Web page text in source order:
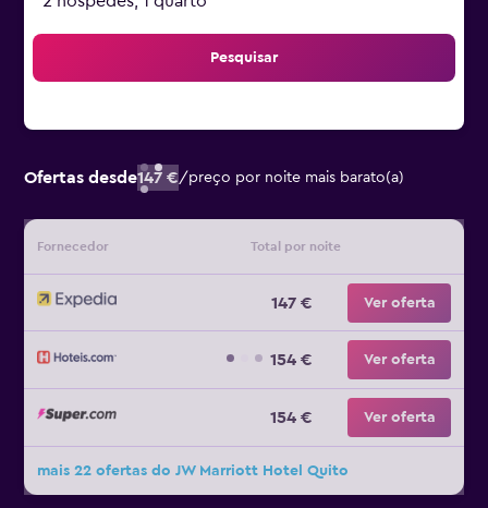
Pesquisar
Ofertas desde147 €/preço por noite mais barato(a)
Fornecedor Total por noite
147 € Ver oferta
154 € Ver oferta
154 € Ver oferta
mais 22 ofertas do JW Marriott Hotel Quito